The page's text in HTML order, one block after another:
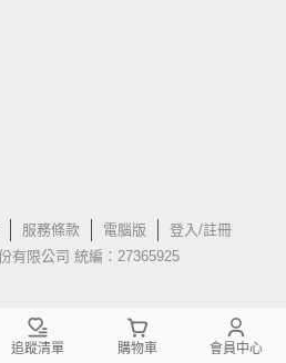
服務條款 電腦版
登入/註冊
有限公司 統編：27365925
追蹤清單 購物車 會員中心